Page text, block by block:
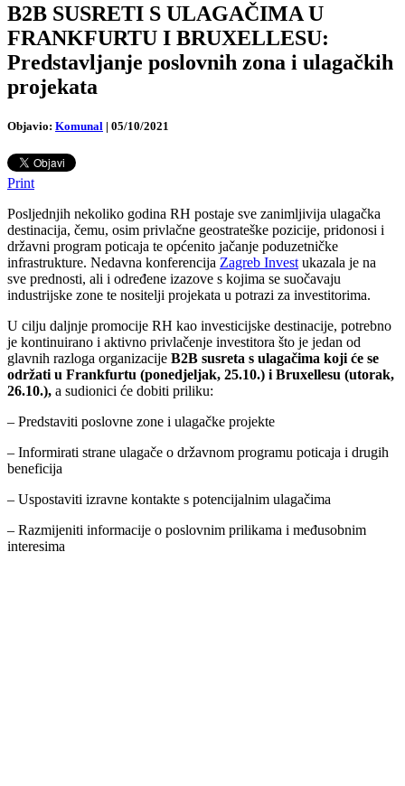
B2B SUSRETI S ULAGAČIMA U
FRANKFURTU I BRUXELLESU:
Predstavljanje poslovnih zona i ulagačkih
projekata
Objavio: Komunal | 05/10/2021
Print
Posljednjih nekoliko godina RH postaje sve zanimljivija ulagačka
destinacija, čemu, osim privlačne geostrateške pozicije, pridonosi i
državni program poticaja te općenito jačanje poduzetničke
infrastrukture. Nedavna konferencija Zagreb Invest ukazala je na
sve prednosti, ali i određene izazove s kojima se suočavaju
industrijske zone te nositelji projekata u potrazi za investitorima.
U cilju daljnje promocije RH kao investicijske destinacije, potrebno
je kontinuirano i aktivno privlačenje investitora što je jedan od
glavnih razloga organizacije B2B susreta s ulagačima koji će se
održati u Frankfurtu (ponedjeljak, 25.10.) i Bruxellesu (utorak,
26.10.), a sudionici će dobiti priliku:
– Predstaviti poslovne zone i ulagačke projekte
– Informirati strane ulagače o državnom programu poticaja i drugih
beneficija
– Uspostaviti izravne kontakte s potencijalnim ulagačima
– Razmijeniti informacije o poslovnim prilikama i međusobnim
interesima